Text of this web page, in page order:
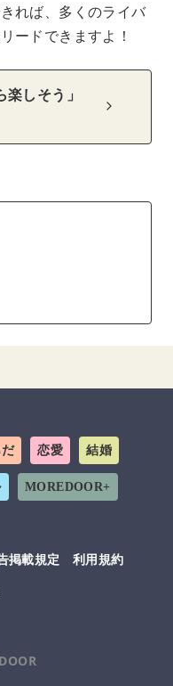
れば、多くのライバ
ードできますよ！
楽しそう」
恋愛 結婚
MOREDOOR+
掲載規定
利用規約